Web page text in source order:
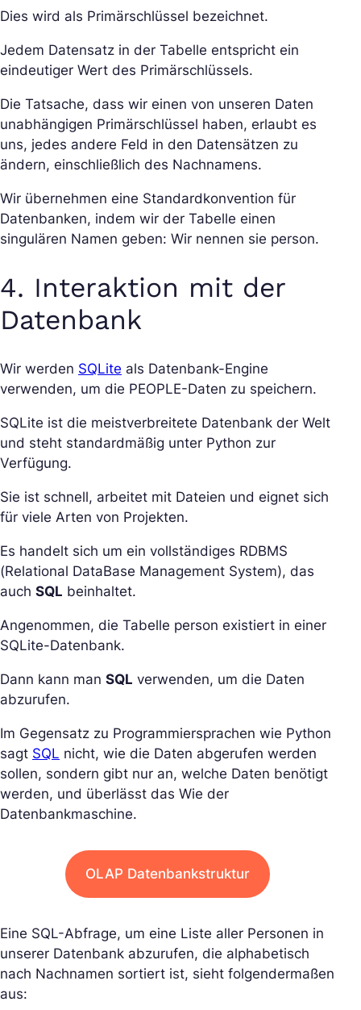
Dies wird als Primärschlüssel bezeichnet.
Jedem Datensatz in der Tabelle entspricht ein
eindeutiger Wert des Primärschlüssels.
Die Tatsache, dass wir einen von unseren Daten
unabhängigen Primärschlüssel haben, erlaubt es
uns, jedes andere Feld in den Datensätzen zu
ändern, einschließlich des Nachnamens.
Wir übernehmen eine Standardkonvention für
Datenbanken, indem wir der Tabelle einen
singulären Namen geben: Wir nennen sie person.
4. Interaktion mit der
Datenbank
Wir werden SQLite als Datenbank-Engine
verwenden, um die PEOPLE-Daten zu speichern.
SQLite ist die meistverbreitete Datenbank der Welt
und steht standardmäßig unter Python zur
Verfügung.
Sie ist schnell, arbeitet mit Dateien und eignet sich
für viele Arten von Projekten.
Es handelt sich um ein vollständiges RDBMS
(Relational DataBase Management System), das
auch SQL beinhaltet.
Angenommen, die Tabelle person existiert in einer
SQLite-Datenbank.
Dann kann man SQL verwenden, um die Daten
abzurufen.
Im Gegensatz zu Programmiersprachen wie Python
sagt SQL nicht, wie die Daten abgerufen werden
sollen, sondern gibt nur an, welche Daten benötigt
werden, und überlässt das Wie der
Datenbankmaschine.
OLAP Datenbankstruktur
Eine SQL-Abfrage, um eine Liste aller Personen in
unserer Datenbank abzurufen, die alphabetisch
nach Nachnamen sortiert ist, sieht folgendermaßen
aus: